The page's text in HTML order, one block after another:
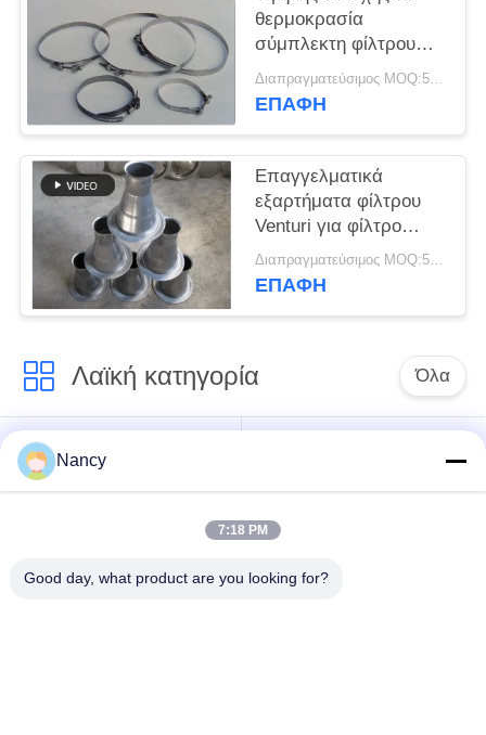
θερμοκρασία
σύμπλεκτη φίλτρου
χαμηλής ευκαμψίας
Διαπραγματεύσιμος MOQ:50 τεμ
ΕΠΑΦΉ
Επαγγελματικά
εξαρτήματα φίλτρου
Venturi για φίλτρο
κλουβί
προσαρμοσμένο
Διαπραγματεύσιμος MOQ:50 τεμ
ΕΠΑΦΉ
Λαϊκή κατηγορία Όλα
Σακούλες φίλτρου
συλλογής σκόνης
σακούλα φίλτρου
Nancy
7:18 PM
Good day, what product are you looking for?